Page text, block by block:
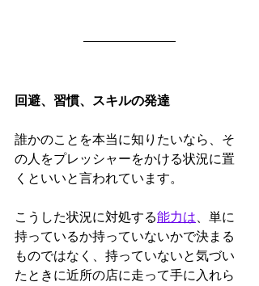
回避、習慣、スキルの発達
誰かのことを本当に知りたいなら、そ
の人をプレッシャーをかける状況に置
くといいと言われています。
こうした状況に対処する能力は、単に
持っているか持っていないかで決まる
ものではなく、持っていないと気づい
たときに近所の店に走って手に入れら